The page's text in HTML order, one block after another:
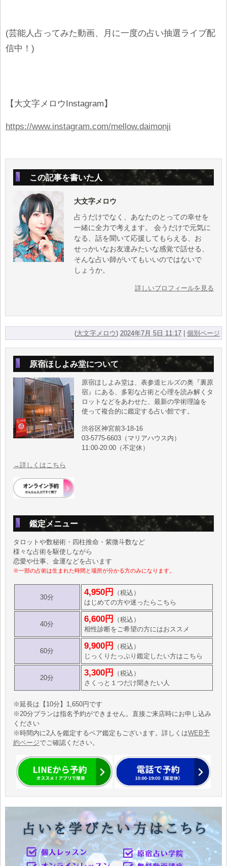
(芸能人占ってみた動画、月に一度の占い抽選ライブ配
信中！)
【大文字メロウInstagram】
https://www.instagram.com/mellow.daimonji
この記事を書いた人
大文字メロウ
占うだけでなく、あなたのとっての幸せを
一緒に全力で考えます。 会うだけで元気に
なる、話を聞いて応援してもらえる、お
せっかいなお友達みたいな感覚で話せる、
そんな占い師がいてもいいのではないで
しょうか。
詳しいプロフィールを見る
(大文字メロウ) 2024年7月 5日 11:17 |個別ページ
原宿ほしよみ堂について
原宿ほしよみ堂は、表参道ヒルズの奥『裏原
宿』にある、多彩な占術と心理を読み解くタ
ロットなどをあわせた、最新の学術理論を
使って複合的に鑑定する占い館です。
渋谷区神宮前3-18-16
03-5775-6603（マリアハウス内）
11:00-20:00（不定休）
→詳しくはこちら
鑑定メニュー
タロットや数秘術・四柱推命・紫微斗数など
様々な占術を駆使しながら
恋愛や仕事、金運などを占います
※一部の占術は生まれた時間と場所が分かる方のみになります。
30分
4,950円
（税込）
はじめての方や迷ったらこちら
40分
6,600円
（税込）
相性診断をご希望の方にはおススメ
60分
9,900円
（税込）
じっくりたっぷり鑑定したい方はこちら
20分
3,300円
（税込）
さくっと１つだけ聞きたい人
※延長は【10分】1,650円です
※20分プランは指名予約ができません。直接ご来店時にお申し込み
ください
※時間内に2人を鑑定するペア鑑定もございます。詳しくはWEB予
約ページでご確認ください。